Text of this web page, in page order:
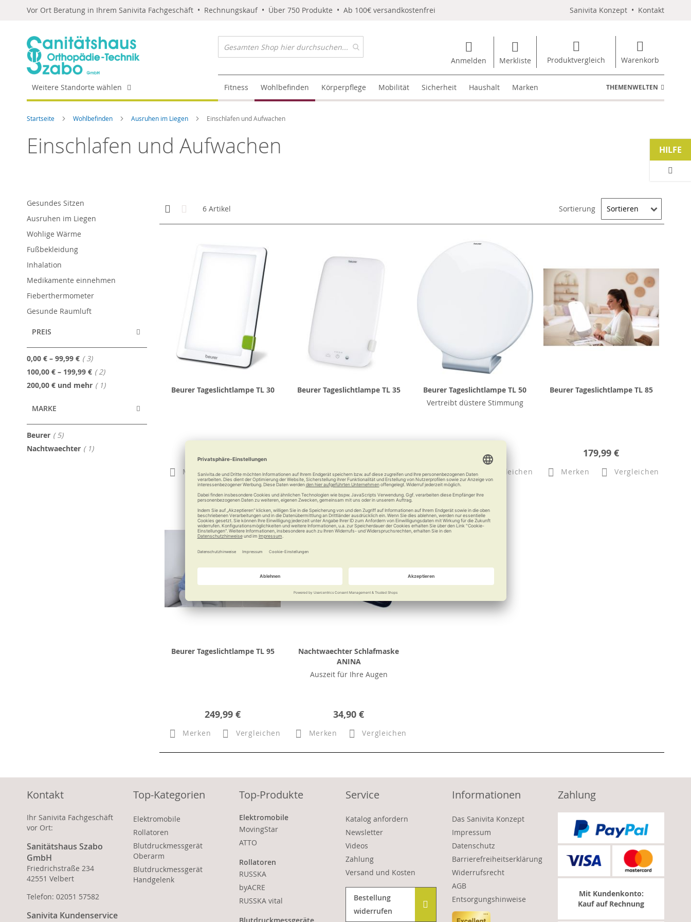
Vor Ort Beratung in Ihrem Sanivita Fachgeschäft • Rechnungskauf • Über 750 Produkte • Ab 100€ versandkostenfrei Sanivita Konzept • Kontakt
Anmelden Merkliste Produktvergleich Warenkorb
Weitere Standorte wählen Fitness Wohlbefinden Körperpflege Mobilität Sicherheit Haushalt Marken THEMENWELTEN
Startseite Wohlbefinden Ausruhen im Liegen Einschlafen und Aufwachen
Einschlafen und Aufwachen
Anzeigen
als
Kachelansicht
Liste6 Artikel Sortierung
Beurer Tageslichtlampe TL 30
Merken Vergleichen
Beurer Tageslichtlampe TL 35
Merken Vergleichen
Beurer Tageslichtlampe TL 50
Vertreibt düstere Stimmung
139,99 €
Merken Vergleichen
Beurer Tageslichtlampe TL 85
179,99 €
Merken Vergleichen
Beurer Tageslichtlampe TL 95
249,99 €
Merken Vergleichen
Nachtwaechter Schlafmaske
ANINA
Auszeit für Ihre Augen
34,90 €
Merken Vergleichen
Gesundes Sitzen
Ausruhen im Liegen
Wohlige Wärme
Fußbekleidung
Inhalation
Medikamente einnehmen
Fieberthermometer
Gesunde Raumluft
PREIS
0,00 € – 99,99 € 3Artikel
100,00 € – 199,99 € 2Artikel
200,00 € und mehr 1Artikel
MARKE
Beurer 5Artikel
Nachtwaechter 1Artikel
HILFE
Kontakt
Ihr Sanivita Fachgeschäft
vor Ort:
Sanitätshaus Szabo
GmbH
Friedrichstraße 234
42551 Velbert
Telefon: 02051 57582
Sanivita Kundenservice
Top-Kategorien
Elektromobile
Rollatoren
Blutdruckmessgerät
Oberarm
Blutdruckmessgerät
Handgelenk
Top-Produkte
Elektromobile
MovingStar
ATTO
Rollatoren
RUSSKA
byACRE
RUSSKA vital
Service
Katalog anfordern
Newsletter
Videos
Zahlung
Versand und Kosten
Bestellung
widerrufen
Informationen
Das Sanivita Konzept
Impressum
Datenschutz
Barrierefreiheitserklärung
Widerrufsrecht
AGB
Entsorgungshinweise
Zahlung
Mit Kundenkonto:
Kauf auf Rechnung